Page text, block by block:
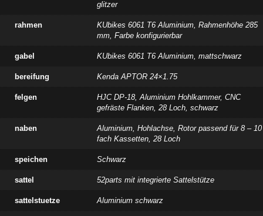
glitzer
rahmen
KUbikes 6061 T6 Aluminium, Rahmenhöhe 285
mm, Farbe konfigurierbar
gabel KUbikes 6061 T6 Aluminium, mattschwarz
bereifung Kenda APTOR 24×1.75
felgen
HJC DP-18, Aluminium Hohlkammer, CNC
gefräste Flanken, 28 Loch, schwarz
naben
Aluminium, Hohlachse, Rotor passend für 8 – 10
fach Kassetten, 28 Loch
speichen Schwarz
sattel 52parts mit integrierte Sattelstütze
sattelstuetze Aluminium schwarz